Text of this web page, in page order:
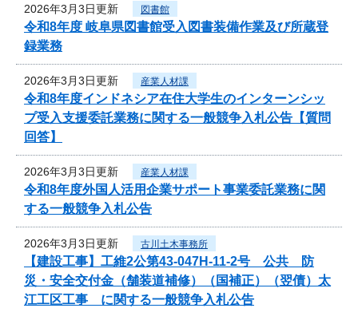
2026年3月3日更新 図書館
令和8年度 岐阜県図書館受入図書装備作業及び所蔵登
録業務
2026年3月3日更新 産業人材課
令和8年度インドネシア在住大学生のインターンシッ
プ受入支援委託業務に関する一般競争入札公告【質問
回答】
2026年3月3日更新 産業人材課
令和8年度外国人活用企業サポート事業委託業務に関
する一般競争入札公告
2026年3月3日更新 古川土木事務所
【建設工事】工維2公第43-047H-11-2号 公共 防
災・安全交付金（舗装道補修）（国補正）（翌債）太
江工区工事 に関する一般競争入札公告